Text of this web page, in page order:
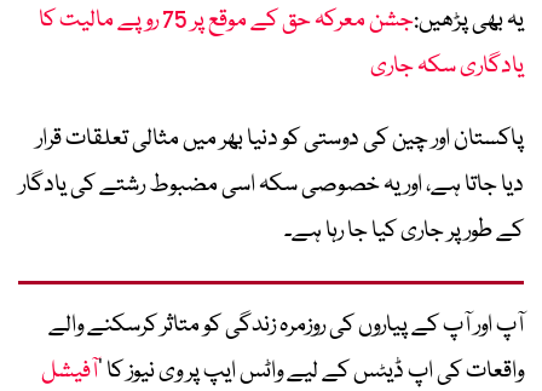
یہ بھی پڑھیں:
جشن معرکہ حق کے موقع پر 75 روپے مالیت کا
یادگاری سکہ جاری
پاکستان اور چین کی دوستی کو دنیا بھر میں مثالی تعلقات قرار
دیا جاتا ہے، اور یہ خصوصی سکہ اسی مضبوط رشتے کی یادگار
کے طور پر جاری کیا جا رہا ہے۔
آپ اور آپ کے پیاروں کی روزمرہ زندگی کو متاثر کرسکنے والے
واقعات کی اپ ڈیٹس کے لیے واٹس ایپ پر وی نیوز کا ’آفیشل